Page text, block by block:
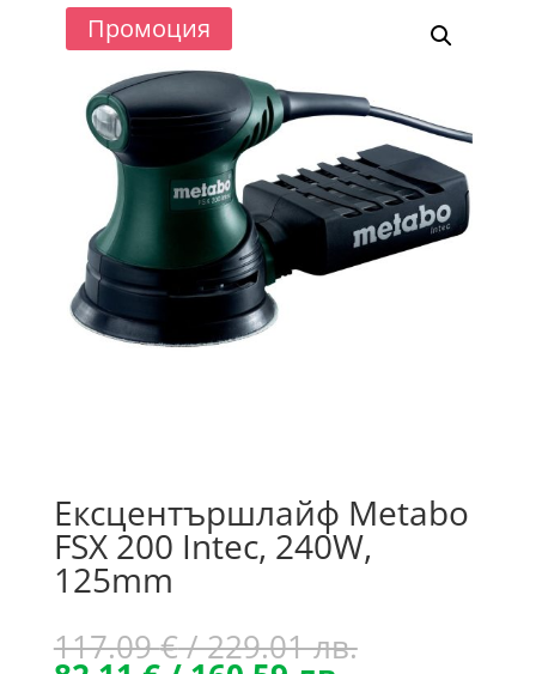
Промоция
Ексцентършлайф Metabo
FSX 200 Intec, 240W,
125mm
117.09€/ 229.01 лв.Original